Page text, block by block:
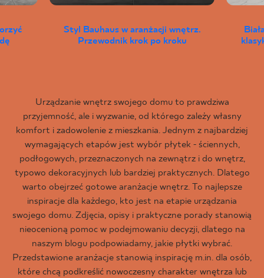
Styl Bauhaus w aranżacji wnętrz.
Przewodnik krok po kroku
Urządzanie wnętrz swojego domu to prawdziwa
przyjemność, ale i wyzwanie, od którego zależy własny
komfort i zadowolenie z mieszkania. Jednym z najbardziej
wymagających etapów jest wybór płytek - ściennych,
podłogowych, przeznaczonych na zewnątrz i do wnętrz,
typowo dekoracyjnych lub bardziej praktycznych. Dlatego
warto obejrzeć gotowe aranżacje wnętrz. To najlepsze
inspiracje dla każdego, kto jest na etapie urządzania
swojego domu. Zdjęcia, opisy i praktyczne porady stanowią
nieocenioną pomoc w podejmowaniu decyzji, dlatego na
naszym blogu podpowiadamy, jakie płytki wybrać.
Przedstawione aranżacje stanowią inspirację m.in. dla osób,
które chcą podkreślić nowoczesny charakter wnętrza lub